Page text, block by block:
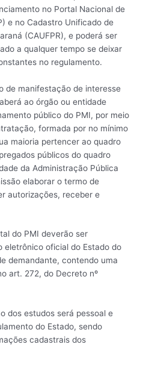
no Portal Nacional de
e no Cadastro Unificado de
(CAUFPR), e poderá ser
a qualquer tempo se deixar
no regulamento.
de manifestação de interesse
ao órgão ou entidade
público do PMI, por meio
formada por no mínimo
maioria pertencer ao quadro
públicos do quadro
da Administração Pública
elaborar o termo de
autorizações, receber e
do PMI deverão ser
eletrônico oficial do Estado do
demandante, contendo uma
art. 272, do Decreto nº
dos estudos será pessoal e
do Estado, sendo
cadastrais dos